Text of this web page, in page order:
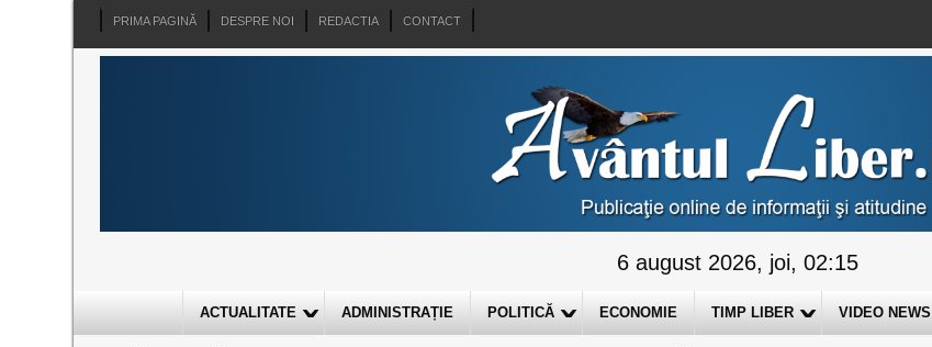
PRIMA PAGINĂ DESPRE NOI REDACTIA CONTACT
6 august 2026, joi, 02:15
ACTUALITATE ADMINISTRAȚIE POLITICĂ ECONOMIE TIMP LIBER VIDEO NEWS